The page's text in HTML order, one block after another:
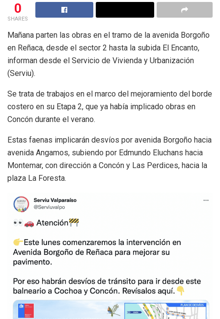
0
SHARES
Mañana parten las obras en el tramo de la avenida Borgoño
en Reñaca, desde el sector 2 hasta la subida El Encanto,
informan desde el Servicio de Vivienda y Urbanización
(Serviu).
Se trata de trabajos en el marco del mejoramiento del borde
costero en su Etapa 2, que ya había implicado obras en
Concón durante el verano.
Estas faenas implicarán desvíos por avenida Borgoño hacia
avenida Angamos, subiendo por Edmundo Eluchans hacia
Montemar, con dirección a Concón y Las Perdices, hacia la
plaza La Foresta.